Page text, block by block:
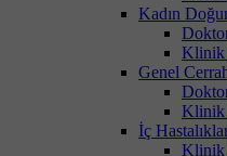
Kadın
Klinik
Genel
Klinik
İç
Klinik